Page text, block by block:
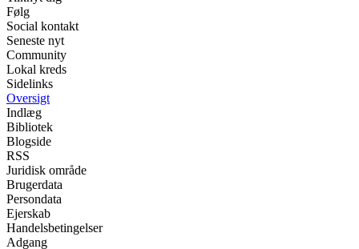
Følg
Social kontakt
Seneste nyt
Community
Lokal kreds
Sidelinks
Oversigt
Indlæg
Bibliotek
Blogside
RSS
Juridisk område
Brugerdata
Persondata
Ejerskab
Handelsbetingelser
Adgang